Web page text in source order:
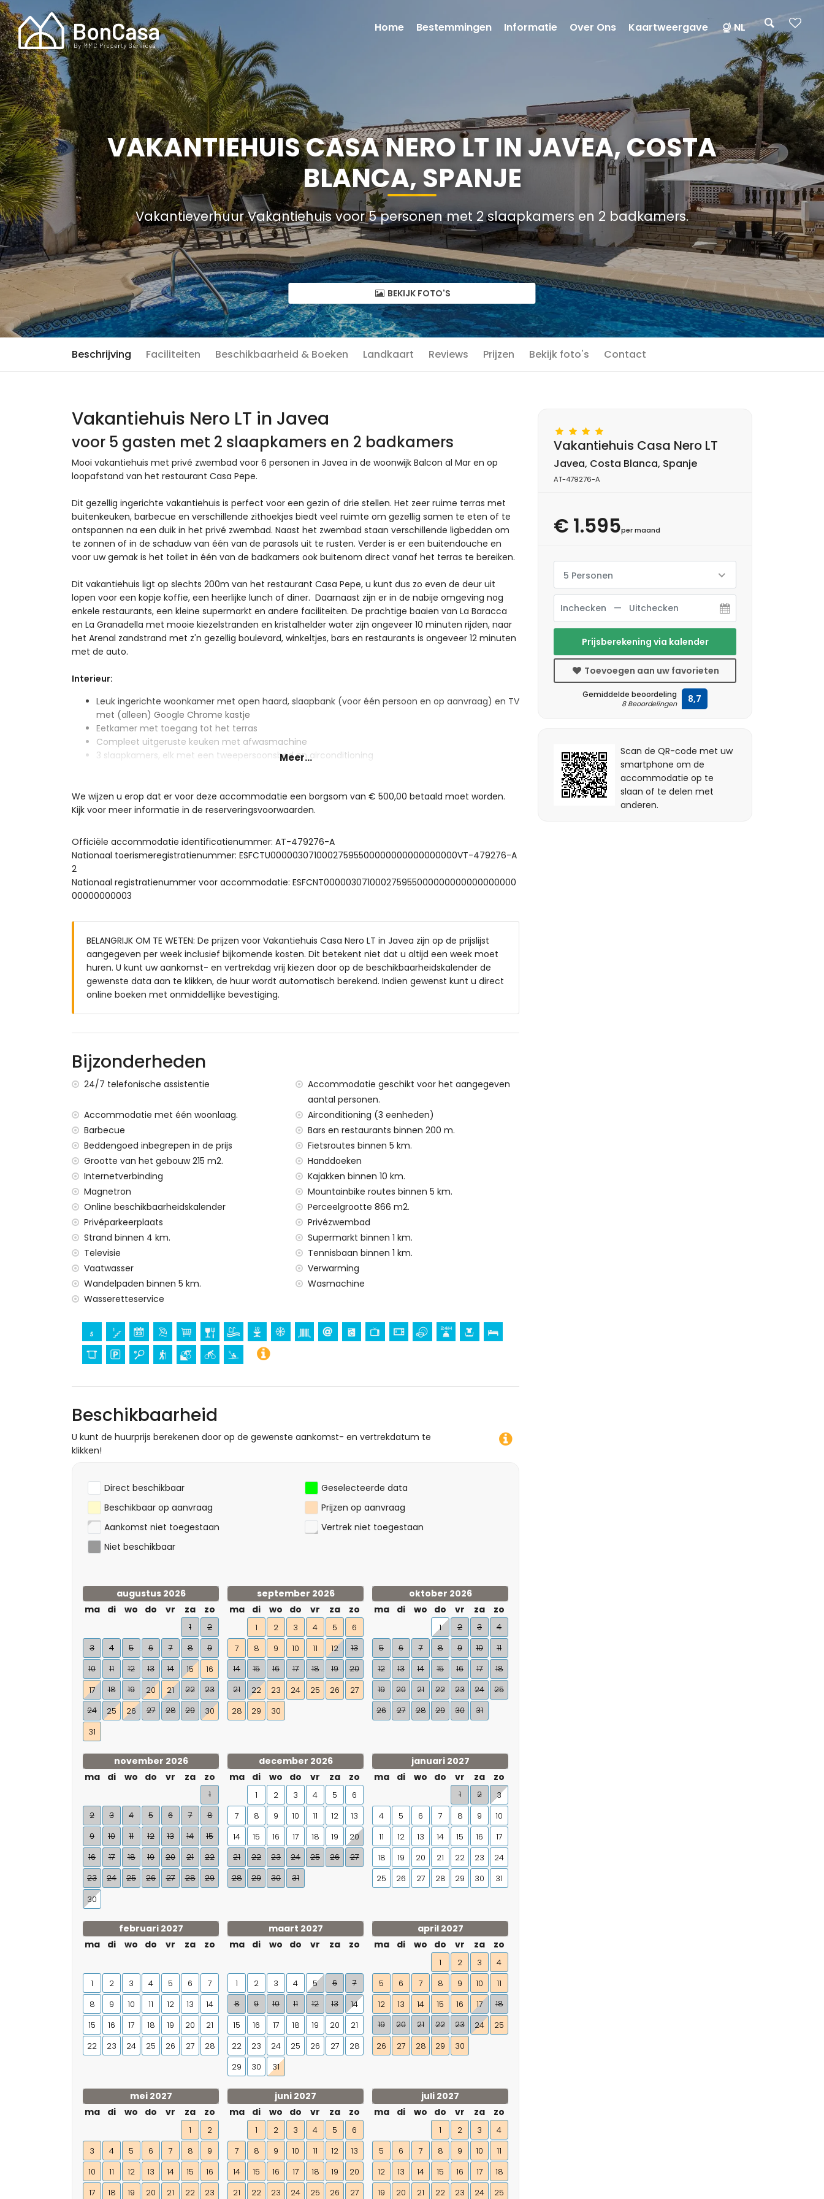
VAKANTIEHUIS CASA NERO LT IN JAVEA, COSTA
BLANCA, SPANJE
Vakantieverhuur Vakantiehuis voor 5 personen met 2 slaapkamers en 2 badkamers.
BEKIJK FOTO'S
Beschrijving Faciliteiten Beschikbaarheid & Boeken Landkaart Reviews Prijzen Bekijk foto's Contact
Vakantiehuis Nero LT in Javea
voor 5 gasten met 2 slaapkamers en 2 badkamers
Mooi vakantiehuis met privé zwembad voor 6 personen in Javea in de woonwijk Balcon al Mar en op
loopafstand van het restaurant Casa Pepe.
Dit gezellig ingerichte vakantiehuis is perfect voor een gezin of drie stellen. Het zeer ruime terras met
buitenkeuken, barbecue en verschillende zithoekjes biedt veel ruimte om gezellig samen te eten of te
ontspannen na een duik in het privé zwembad. Naast het zwembad staan verschillende ligbedden om
te zonnen of in de schaduw van één van de parasols uit te rusten. Verder is er een buitendouche en
voor uw gemak is het toilet in één van de badkamers ook buitenom direct vanaf het terras te bereiken.
Dit vakantiehuis ligt op slechts 200m van het restaurant Casa Pepe, u kunt dus zo even de deur uit
lopen voor een kopje koffie, een heerlijke lunch of diner. Daarnaast zijn er in de nabije omgeving nog
enkele restaurants, een kleine supermarkt en andere faciliteiten. De prachtige baaien van La Baracca
en La Granadella met mooie kiezelstranden en kristalhelder water zijn ongeveer 10 minuten rijden, naar
het Arenal zandstrand met z'n gezellig boulevard, winkeltjes, bars en restaurants is ongeveer 12 minuten
met de auto.
Interieur:
Leuk ingerichte woonkamer met open haard, slaapbank (voor één persoon en op aanvraag) en TV
met (alleen) Google Chrome kastje
Eetkamer met toegang tot het terras
Compleet uitgeruste keuken met afwasmachine
3 slaapkamers, elk met een tweepersoonsbed en airconditioning
Exterieur:
Ruim terras met zit- en eetgedeelte
Buitenkeuken met barbecue
Extra informatie:
Bedlinnen en handdoeken inbegrepen
Kinderbedje en kinderstoel (op aanvraag)
Meer...
We wijzen u erop dat er voor deze accommodatie een borgsom van € 500,00 betaald moet worden.
Kijk voor meer informatie in de reserveringsvoorwaarden.
Officiële accommodatie identificatienummer: AT-479276-A
Nationaal toerismeregistratienummer: ESFCTU00000307100027595500000000000000000VT-479276-A
2
Nationaal registratienummer voor accommodatie: ESFCNT000003071000275955000000000000000000
00000000003
BELANGRIJK OM TE WETEN: De prijzen voor Vakantiehuis Casa Nero LT in Javea zijn op de prijslijst
aangegeven per week inclusief bijkomende kosten. Dit betekent niet dat u altijd een week moet
huren. U kunt uw aankomst- en vertrekdag vrij kiezen door op de beschikbaarheidskalender de
gewenste data aan te klikken, de huur wordt automatisch berekend. Indien gewenst kunt u direct
online boeken met onmiddellijke bevestiging.
Bijzonderheden
24/7 telefonische assistentie
Accommodatie geschikt voor het aangegeven
aantal personen.
Accommodatie met één woonlaag.
Airconditioning (3 eenheden)
Barbecue
Bars en restaurants binnen 200 m.
Beddengoed inbegrepen in de prijs
Fietsroutes binnen 5 km.
Grootte van het gebouw 215 m2.
Handdoeken
Internetverbinding
Kajakken binnen 10 km.
Magnetron
Mountainbike routes binnen 5 km.
Online beschikbaarheidskalender
Perceelgrootte 866 m2.
Privéparkeerplaats
Privézwembad
Strand binnen 4 km.
Supermarkt binnen 1 km.
Televisie
Tennisbaan binnen 1 km.
Vaatwasser
Verwarming
Wandelpaden binnen 5 km.
Wasmachine
Wasseretteservice
Beschikbaarheid
U kunt de huurprijs berekenen door op de gewenste aankomst- en vertrekdatum te
klikken!
Direct beschikbaar
Geselecteerde data
Beschikbaar op aanvraag
Prijzen op aanvraag
Aankomst niet toegestaan
Vertrek niet toegestaan
Niet beschikbaar
augustus 2026
ma
di wo do vr za zo
1
2
3
4 5 6 7 8
9
10
11 12 13 14 15
16
17
18 19 20 21 22
23
24
25 26 27 28 29
30
31
september 2026
ma
di wo do vr za zo
1 2 3 4 5
6
7
8 9 10 11 12
13
14
15 16 17 18 19
20
21
22 23 24 25 26
27
28
29 30
oktober 2026
ma
di wo do vr za zo
1 2 3
4
5
6 7 8 9 10
11
12
13 14 15 16 17
18
19
20 21 22 23 24
25
26
27 28 29 30 31
november 2026
ma
di wo do vr za zo
1
2
3 4 5 6 7
8
9
10 11 12 13 14
15
16
17 18 19 20 21
22
23
24 25 26 27 28 29
30
december 2026
ma
di wo do vr za zo
1 2 3 4 5
6
7
8 9 10 11 12
13
14
15 16 17 18 19
20
21
22 23 24 25 26
27
28
29 30 31
januari 2027
ma
di wo do vr za zo
1 2
3
4
5 6 7 8 9
10
11
12 13 14 15 16
17
18
19 20 21 22 23
24
25
26 27 28 29 30 31
februari 2027
ma
di wo do vr za zo
1 2 3 4 5 6
7
8
9 10 11 12 13
14
15
16 17 18 19 20
21
22
23 24 25 26 27 28
maart 2027
ma
di wo do vr za zo
1 2 3 4 5 6
7
8
9 10 11 12 13
14
15
16 17 18 19 20
21
22
23 24 25 26 27
28
29
30 31
april 2027
ma
di wo do vr za zo
1 2 3
4
5
6 7 8 9 10
11
12
13 14 15 16 17
18
19
20 21 22 23 24
25
26
27 28 29 30
mei 2027
ma
di wo do vr za zo
1
2
3
4 5 6 7 8
9
10
11 12 13 14 15
16
17
18 19 20 21 22 23
juni 2027
ma
di wo do vr za zo
1 2 3 4 5
6
7
8 9 10 11 12
13
14
15 16 17 18 19
20
21
22 23 24 25 26 27
juli 2027
ma
di wo do vr za zo
1 2 3
4
5
6 7 8 9 10
11
12
13 14 15 16 17
18
19
20 21 22 23 24 25
Vakantiehuis Casa Nero LT
Javea, Costa Blanca, Spanje
AT-479276-A
€ 1.595per maand
5 Personen
Prijsberekening via kalender
Toevoegen aan uw favorieten
Gemiddelde beoordeling
8 Beoordelingen 8,7
Scan de QR-code met uw
smartphone om de
accommodatie op te
slaan of te delen met
anderen.
Home Bestemmingen Informatie Over Ons Kaartweergave NL